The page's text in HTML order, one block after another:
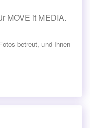
MOVE it MEDIA.
betreut, und Ihnen